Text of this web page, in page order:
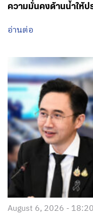
ความมั่นคงด้านน้ำให้ป
อ่านต่อ
August 6, 2026 - 18:20